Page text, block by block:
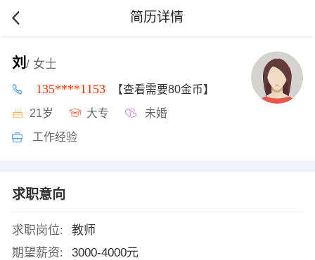
简历详情
刘 / 女士
135****1153 【查看需要80金币】
21岁 大专 未婚
工作经验
求职意向
求职岗位:
教师
期望薪资:
3000-4000元